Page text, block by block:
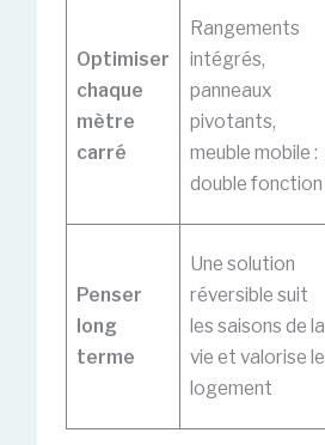
Optimiser
chaque
mètre
carré
Rangements
intégrés,
panneaux
pivotants,
meuble mobile :
double fonction
Penser
long
terme
Une solution
réversible suit
les saisons de la
vie et valorise le
logement